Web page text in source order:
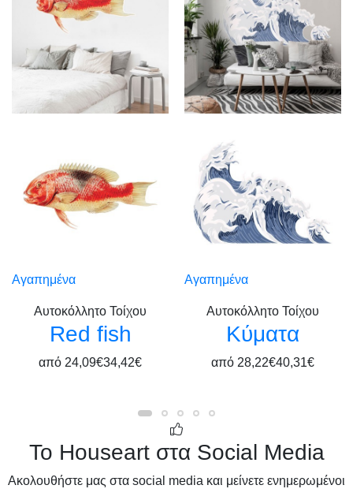
Αγαπημένα
Αυτοκόλλητο Τοίχου
Red fish
από 24,09€34,42€
Αγαπημένα
Αυτοκόλλητο Τοίχου
Κύματα
από 28,22€40,31€
Το Houseart στα Social Media
Ακολουθήστε μας στα social media και μείνετε ενημερωμένοι